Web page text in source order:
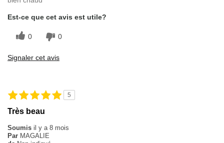
Est-ce que cet avis est utile?
0 0
Signaler cet avis
5
Très beau
Soumis il y a 8 mois
Par MAGALIE